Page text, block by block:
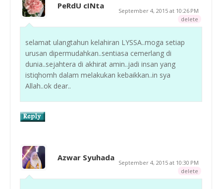
PeRdU cINta
September 4, 2015 at 10:26 PM
delete
selamat ulangtahun kelahiran LYSSA..moga setiap
urusan dipermudahkan..sentiasa cemerlang di
dunia..sejahtera di akhirat amin..jadi insan yang
istiqhomh dalam melakukan kebaikkan..in sya
Allah..ok dear..
Azwar Syuhada
September 4, 2015 at 10:30 PM
delete